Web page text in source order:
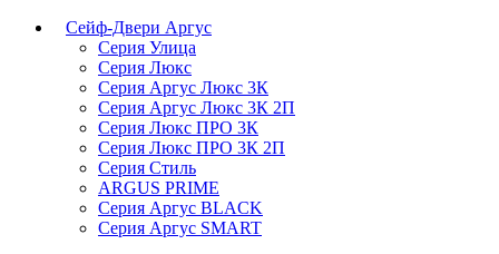
Сейф-Двери Аргус
Серия Улица
Серия Люкс
Серия Аргус Люкс 3К
Серия Аргус Люкс 3К 2П
Серия Люкс ПРО 3К
Серия Люкс ПРО 3К 2П
Серия Стиль
ARGUS PRIME
Серия Аргус BLACK
Серия Аргус SMART